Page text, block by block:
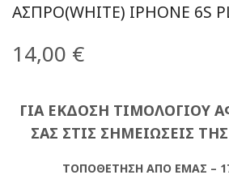
ΑΣΠΡΟ(WHITE) IPHONE 6S
14,00 €
ΓΙΑ ΕΚΔΟΣΗ ΤΙΜΟΛΟΓΙΟΥ
ΣΑΣ ΣΤΙΣ ΣΗΜΕΙΩΣΕΙΣ
ΤΟΠΟΘΕΤΗΣΗ ΑΠΟ ΕΜΑΣ –